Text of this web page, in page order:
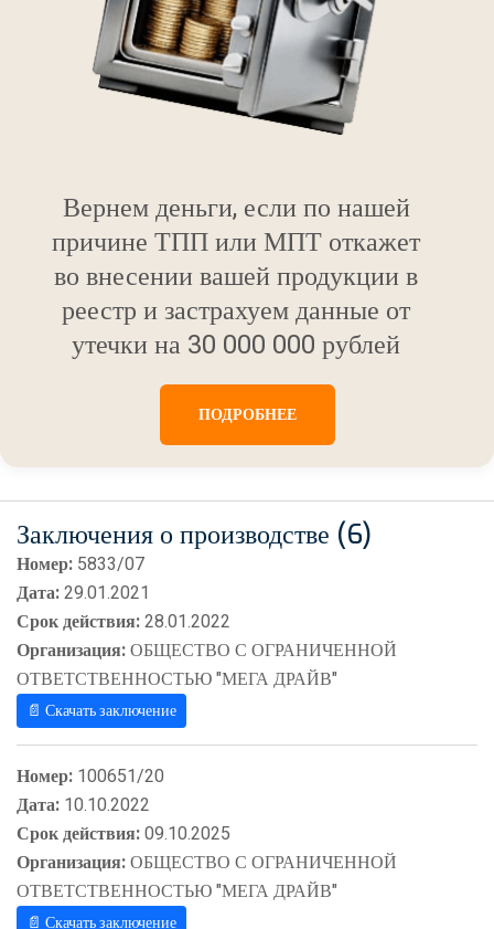
Вернем деньги, если по нашей
причине ТПП или МПТ откажет
во внесении вашей продукции в
реестр и застрахуем данные от
утечки на 30 000 000 рублей
ПОДРОБНЕЕ
Заключения о производстве (6)
Номер: 5833/07
Дата:29.01.2021
Срок действия:28.01.2022
Организация:ОБЩЕСТВО С ОГРАНИЧЕННОЙ
ОТВЕТСТВЕННОСТЬЮ "МЕГА ДРАЙВ"
📄 Скачать заключение
Номер: 100651/20
Дата: 10.10.2022
Срок действия:09.10.2025
Организация:ОБЩЕСТВО С ОГРАНИЧЕННОЙ
ОТВЕТСТВЕННОСТЬЮ "МЕГА ДРАЙВ"
📄 Скачать заключение